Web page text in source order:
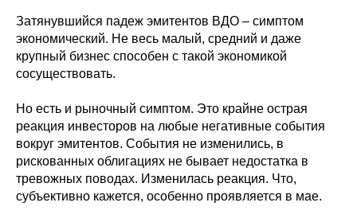
Затянувшийся падеж эмитентов ВДО – симптом
экономический. Не весь малый, средний и даже
крупный бизнес способен с такой экономикой
сосуществовать.
Но есть и рыночный симптом. Это крайне острая
реакция инвесторов на любые негативные события
вокруг эмитентов. События не изменились, в
рискованных облигациях не бывает недостатка в
тревожных поводах. Изменилась реакция. Что,
субъективно кажется, особенно проявляется в мае.